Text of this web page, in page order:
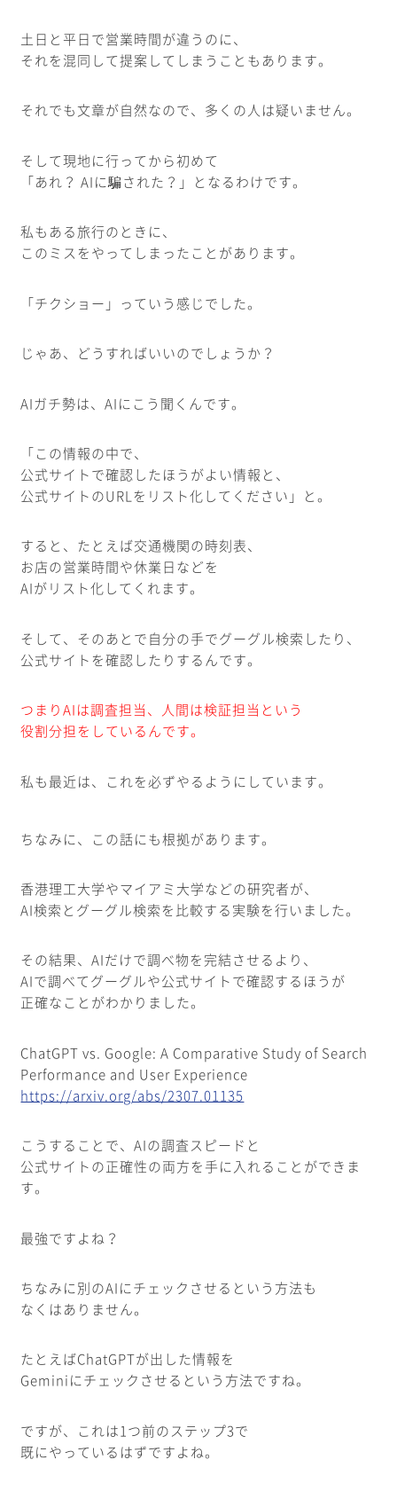
土日と平日で営業時間が違うのに、
それを混同して提案してしまうこともあります。
それでも文章が自然なので、多くの人は疑いません。
そして現地に行ってから初めて
「あれ？ AIに騙された？」となるわけです。
私もある旅行のときに、
このミスをやってしまったことがあります。
「チクショー」っていう感じでした。
じゃあ、どうすればいいのでしょうか？
AIガチ勢は、AIにこう聞くんです。
「この情報の中で、
公式サイトで確認したほうがよい情報と、
公式サイトのURLをリスト化してください」と。
すると、たとえば交通機関の時刻表、
お店の営業時間や休業日などを
AIがリスト化してくれます。
そして、そのあとで自分の手でグーグル検索したり、
公式サイトを確認したりするんです。
つまりAIは調査担当、人間は検証担当という
役割分担をしているんです。
私も最近は、これを必ずやるようにしています。
ちなみに、この話にも根拠があります。
香港理工大学やマイアミ大学などの研究者が、
AI検索とグーグル検索を比較する実験を行いました。
その結果、AIだけで調べ物を完結させるより、
AIで調べてグーグルや公式サイトで確認するほうが
正確なことがわかりました。
ChatGPT vs. Google: A Comparative Study of Search
Performance and User Experience
https://arxiv.org/abs/2307.01135
こうすることで、AIの調査スピードと
公式サイトの正確性の両方を手に入れることができま
す。
最強ですよね？
ちなみに別のAIにチェックさせるという方法も
なくはありません。
たとえばChatGPTが出した情報を
Geminiにチェックさせるという方法ですね。
ですが、これは1つ前のステップ3で
既にやっているはずですよね。